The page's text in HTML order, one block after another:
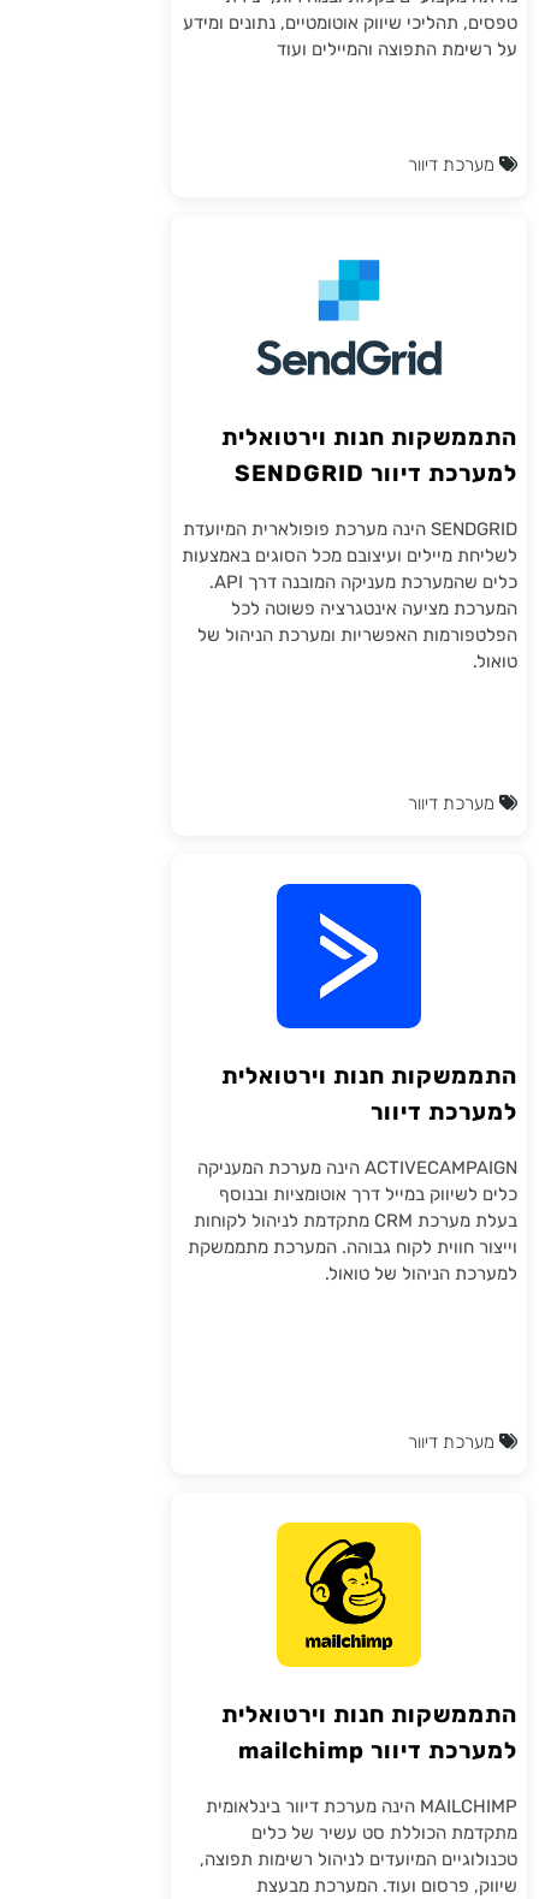
טפסים, תהליכי שיווק אוטומטיים, נתונים ומידע
על רשימת התפוצה והמיילים ועוד
מערכת דיוור
התממשקות חנות וירטואלית
למערכת דיוור SENDGRID
SENDGRID הינה מערכת פופולארית המיועדת
לשליחת מיילים ועיצובם מכל הסוגים באמצעות
כלים שהמערכת מעניקה המובנה דרך API.
המערכת מציעה אינטגרציה פשוטה לכל
הפלטפורמות האפשריות ומערכת הניהול של
טואול.
מערכת דיוור
התממשקות חנות וירטואלית
למערכת דיוור
ACTIVECAMPAIGN הינה מערכת המעניקה
כלים לשיווק במייל דרך אוטומציות ובנוסף
בעלת מערכת CRM מתקדמת לניהול לקוחות
וייצור חווית לקוח גבוהה. המערכת מתממשקת
למערכת הניהול של טואול.
מערכת דיוור
התממשקות חנות וירטואלית
למערכת דיוור mailchimp
MAILCHIMP הינה מערכת דיוור בינלאומית
מתקדמת הכוללת סט עשיר של כלים
טכנולוגיים המיועדים לניהול רשימות תפוצה,
שיווק, פרסום ועוד. המערכת מבעצת